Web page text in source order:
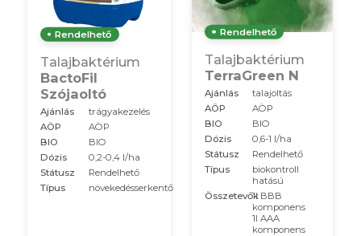
Rendelhető
Talajbaktérium
BactoFil
Szójaoltó
Ajánlás
trágyakezelés
AÖP
AÖP
BIO
BIO
Dózis
0,2-0,4 l/ha
Státusz
Rendelhető
Típus
növekedésserkentő
Rendelhető
Talajbaktérium
TerraGreen N
Ajánlás
talajoltás
AÖP
AÖP
BIO
BIO
Dózis
0,6-1 l/ha
Státusz
Rendelhető
Típus
biokontroll
hatású
Összetevők1l BBB
komponens
1l AAA
komponens